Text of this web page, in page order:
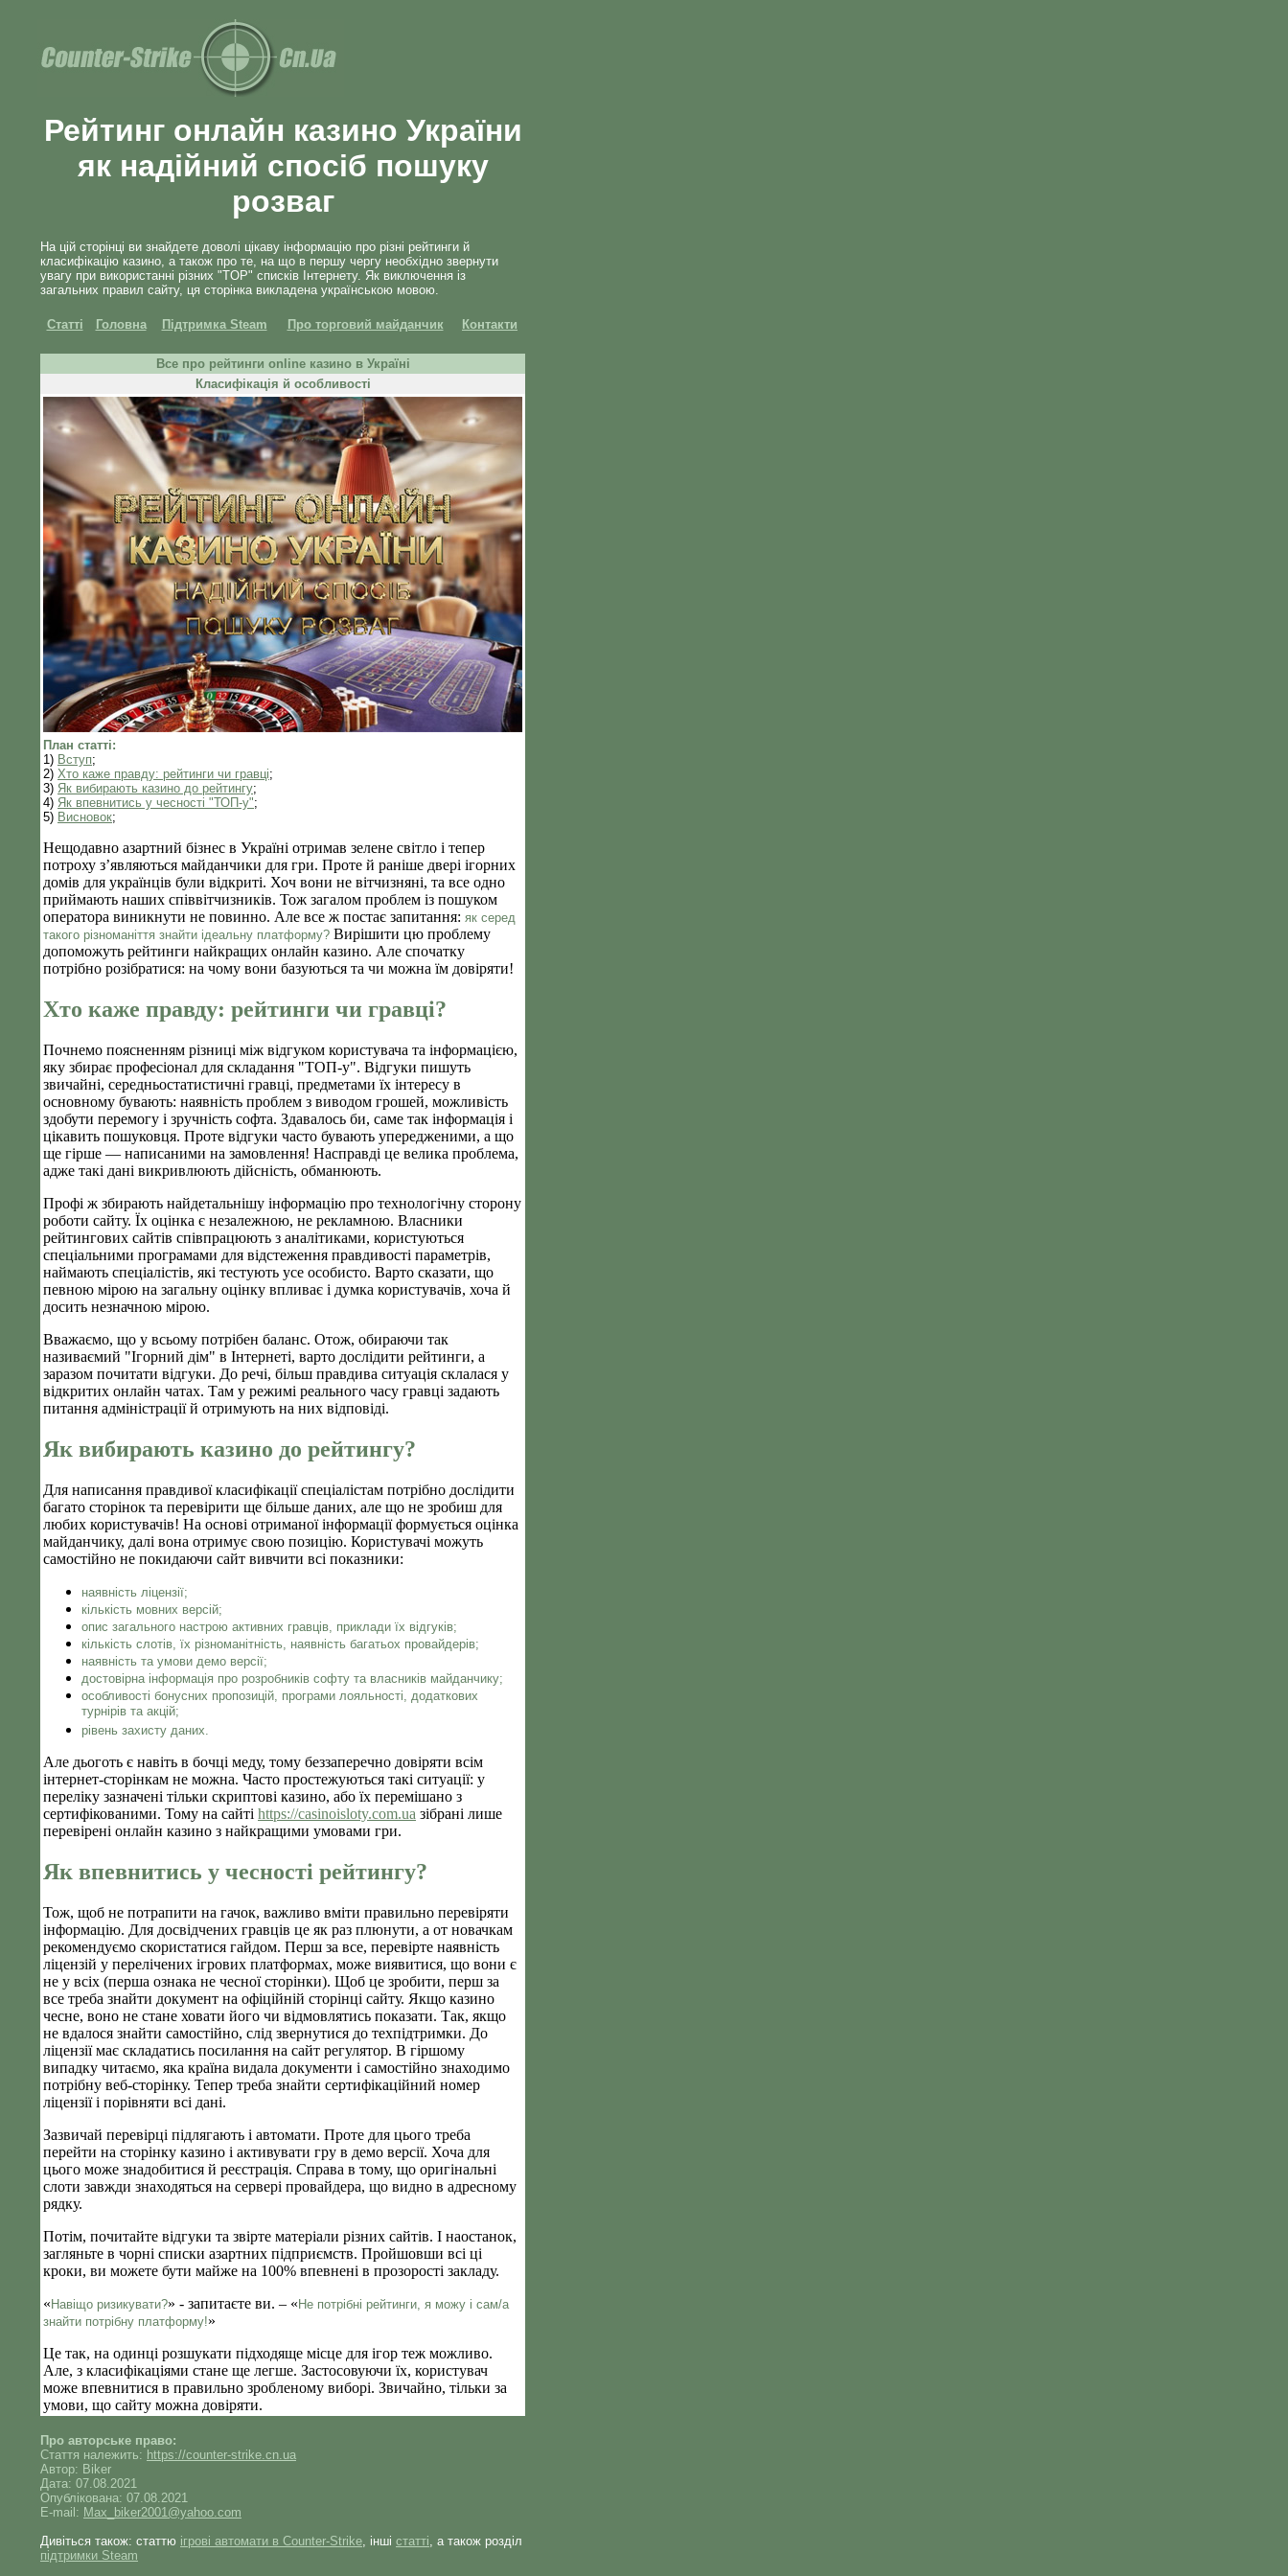
Рейтинг онлайн казино України
як надійний спосіб пошуку
розваг
На цій сторінці ви знайдете доволі цікаву інформацію про різні рейтинги й
класифікацію казино, а також про те, на що в першу чергу необхідно звернути
увагу при використанні різних "TOP" списків Інтернету. Як виключення із
загальних правил сайту, ця сторінка викладена українською мовою.
Статті Головна Підтримка Steam Про торговий майданчик Контакти
Все про рейтинги online казино в Україні
Класифікація й особливості
План статті:
1) Вступ;
2) Хто каже правду: рейтинги чи гравці;
3) Як вибирають казино до рейтингу;
4) Як впевнитись у чесності "ТОП-у";
5) Висновок;
Нещодавно азартний бізнес в Україні отримав зелене світло і тепер
потроху з’являються майданчики для гри. Проте й раніше двері ігорних
домів для українців були відкриті. Хоч вони не вітчизняні, та все одно
приймають наших співвітчизників. Тож загалом проблем із пошуком
оператора виникнути не повинно. Але все ж постає запитання: як серед
такого різноманіття знайти ідеальну платформу? Вирішити цю проблему
допоможуть рейтинги найкращих онлайн казино. Але спочатку
потрібно розібратися: на чому вони базуються та чи можна їм довіряти!
Хто каже правду: рейтинги чи гравці?
Почнемо поясненням різниці між відгуком користувача та інформацією,
яку збирає професіонал для складання "ТОП-у". Відгуки пишуть
звичайні, середньостатистичні гравці, предметами їх інтересу в
основному бувають: наявність проблем з виводом грошей, можливість
здобути перемогу і зручність софта. Здавалось би, саме так інформація і
цікавить пошуковця. Проте відгуки часто бувають упередженими, а що
ще гірше — написаними на замовлення! Насправді це велика проблема,
адже такі дані викривлюють дійсність, обманюють.
Профі ж збирають найдетальнішу інформацію про технологічну сторону
роботи сайту. Їх оцінка є незалежною, не рекламною. Власники
рейтингових сайтів співпрацюють з аналітиками, користуються
спеціальними програмами для відстеження правдивості параметрів,
наймають спеціалістів, які тестують усе особисто. Варто сказати, що
певною мірою на загальну оцінку впливає і думка користувачів, хоча й
досить незначною мірою.
Вважаємо, що у всьому потрібен баланс. Отож, обираючи так
називаємий "Ігорний дім" в Інтернеті, варто дослідити рейтинги, а
заразом почитати відгуки. До речі, більш правдива ситуація склалася у
відкритих онлайн чатах. Там у режимі реального часу гравці задають
питання адміністрації й отримують на них відповіді.
Як вибирають казино до рейтингу?
Для написання правдивої класифікації спеціалістам потрібно дослідити
багато сторінок та перевірити ще більше даних, але що не зробиш для
любих користувачів! На основі отриманої інформації формується оцінка
майданчику, далі вона отримує свою позицію. Користувачі можуть
самостійно не покидаючи сайт вивчити всі показники:
наявність ліцензії;
кількість мовних версій;
опис загального настрою активних гравців, приклади їх відгуків;
кількість слотів, їх різноманітність, наявність багатьох провайдерів;
наявність та умови демо версії;
достовірна інформація про розробників софту та власників майданчику;
особливості бонусних пропозицій, програми лояльності, додаткових
турнірів та акцій;
рівень захисту даних.
Але дьоготь є навіть в бочці меду, тому беззаперечно довіряти всім
інтернет-сторінкам не можна. Часто простежуються такі ситуації: у
переліку зазначені тільки скриптові казино, або їх перемішано з
сертифікованими. Тому на сайті https://casinoisloty.com.ua зібрані лише
перевірені онлайн казино з найкращими умовами гри.
Як впевнитись у чесності рейтингу?
Тож, щоб не потрапити на гачок, важливо вміти правильно перевіряти
інформацію. Для досвідчених гравців це як раз плюнути, а от новачкам
рекомендуємо скористатися гайдом. Перш за все, перевірте наявність
ліцензій у перелічених ігрових платформах, може виявитися, що вони є
не у всіх (перша ознака не чесної сторінки). Щоб це зробити, перш за
все треба знайти документ на офіційній сторінці сайту. Якщо казино
чесне, воно не стане ховати його чи відмовлятись показати. Так, якщо
не вдалося знайти самостійно, слід звернутися до техпідтримки. До
ліцензії має складатись посилання на сайт регулятор. В гіршому
випадку читаємо, яка країна видала документи і самостійно знаходимо
потрібну веб-сторінку. Тепер треба знайти сертифікаційний номер
ліцензії і порівняти всі дані.
Зазвичай перевірці підлягають і автомати. Проте для цього треба
перейти на сторінку казино і активувати гру в демо версії. Хоча для
цього може знадобитися й реєстрація. Справа в тому, що оригінальні
слоти завжди знаходяться на сервері провайдера, що видно в адресному
рядку.
Потім, почитайте відгуки та звірте матеріали різних сайтів. І наостанок,
загляньте в чорні списки азартних підприємств. Пройшовши всі ці
кроки, ви можете бути майже на 100% впевнені в прозорості закладу.
« Навіщо ризикувати?» - запитаєте ви. – « Не потрібні рейтинги, я можу і сам/а
знайти потрібну платформу!»
Це так, на одинці розшукати підходяще місце для ігор теж можливо.
Але, з класифікаціями стане ще легше. Застосовуючи їх, користувач
може впевнитися в правильно зробленому виборі. Звичайно, тільки за
умови, що сайту можна довіряти.
Про авторське право:
Стаття належить: https://counter-strike.cn.ua
Автор: Biker
Дата: 07.08.2021
Опублікована: 07.08.2021
E-mail: Max_biker2001@yahoo.com
Дивіться також: статтю ігрові автомати в Counter-Strike, інші статті, а також розділ
підтримки Steam